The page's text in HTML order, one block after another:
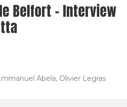
Belfort - Interview
Abela, Olivier Legras